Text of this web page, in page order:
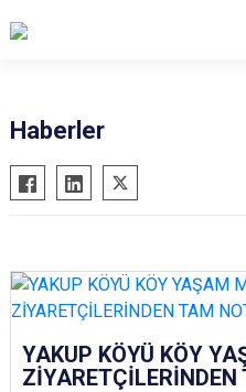
Göynücek
Gümüşhacıköy
Merzifon
Suluova
Taşova
Haberler
YAKUP KÖYÜ KÖY
ZİYARETÇİLERİNDEN